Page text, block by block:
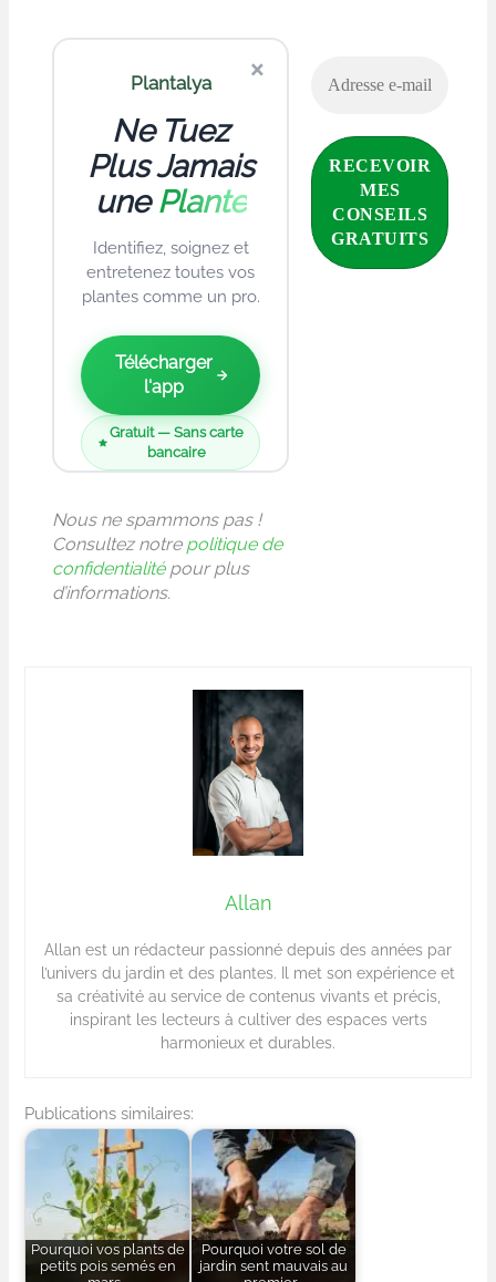
×
Plantalya
Ne Tuez
Plus Jamais
unePlante
Identifiez, soignez et
entretenez toutes vos
plantes comme un pro.
Télécharger
l'app
Gratuit — Sans carte
bancaire
Nous ne spammons pas !
Consultez notre politique de
confidentialitépour plus
d’informations.
Allan
Allan est un rédacteur passionné depuis des années par
l’univers du jardin et des plantes. Il met son expérience et
sa créativité au service de contenus vivants et précis,
inspirant les lecteurs à cultiver des espaces verts
harmonieux et durables.
Publications similaires:
Pourquoi vos plants de
petits pois semés en
Pourquoi votre sol de
jardin sent mauvais au